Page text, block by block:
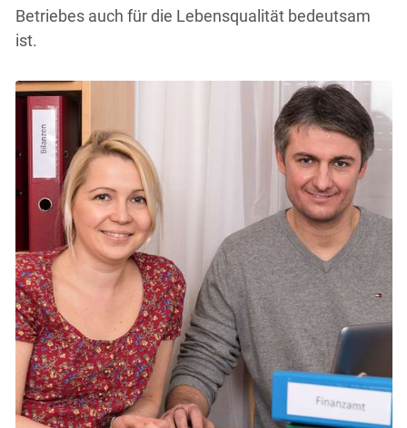
Betriebes auch für die Lebensqualität bedeutsam
ist.